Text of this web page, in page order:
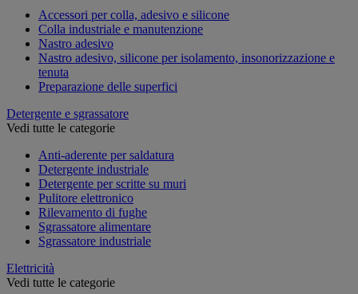
Accessori per colla, adesivo e silicone
Colla industriale e manutenzione
Nastro adesivo
Nastro adesivo, silicone per isolamento, insonorizzazione e
tenuta
Preparazione delle superfici
Detergente e sgrassatore
Vedi tutte le categorie
Anti-aderente per saldatura
Detergente industriale
Detergente per scritte su muri
Pulitore elettronico
Rilevamento di fughe
Sgrassatore alimentare
Sgrassatore industriale
Elettricità
Vedi tutte le categorie